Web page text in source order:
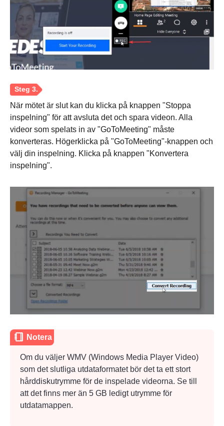
Steg 3.
När mötet är slut kan du klicka på knappen "Stoppa
inspelning" för att avsluta det och spara videon. Alla
videor som spelats in av "GoToMeeting" måste
konverteras. Högerklicka på "GoToMeeting"-knappen och
välj din inspelning. Klicka på knappen "Konvertera
inspelning".
Notera
Om du väljer WMV (Windows Media Player Video)
som det slutliga utdataformatet bör det ta ett stort
hårddiskutrymme för de inspelade videorna. Se till
att det finns mer än 5 GB ledigt utrymme för
utdatamappen.